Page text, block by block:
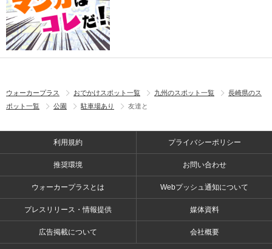
ウォーカープラス おでかけスポット一覧 九州のスポット一覧
長崎県のス
ポット一覧
公園 駐車場あり 友達と
利用規約 プライバシーポリシー
推奨環境 お問い合わせ
ウォーカープラスとは Webプッシュ通知について
プレスリリース・情報提供 媒体資料
広告掲載について 会社概要